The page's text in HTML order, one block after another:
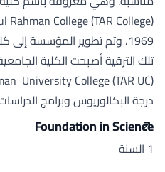
درجة البكالوريوس وبرامج الدراسات
Foundation in Science
1 السنة